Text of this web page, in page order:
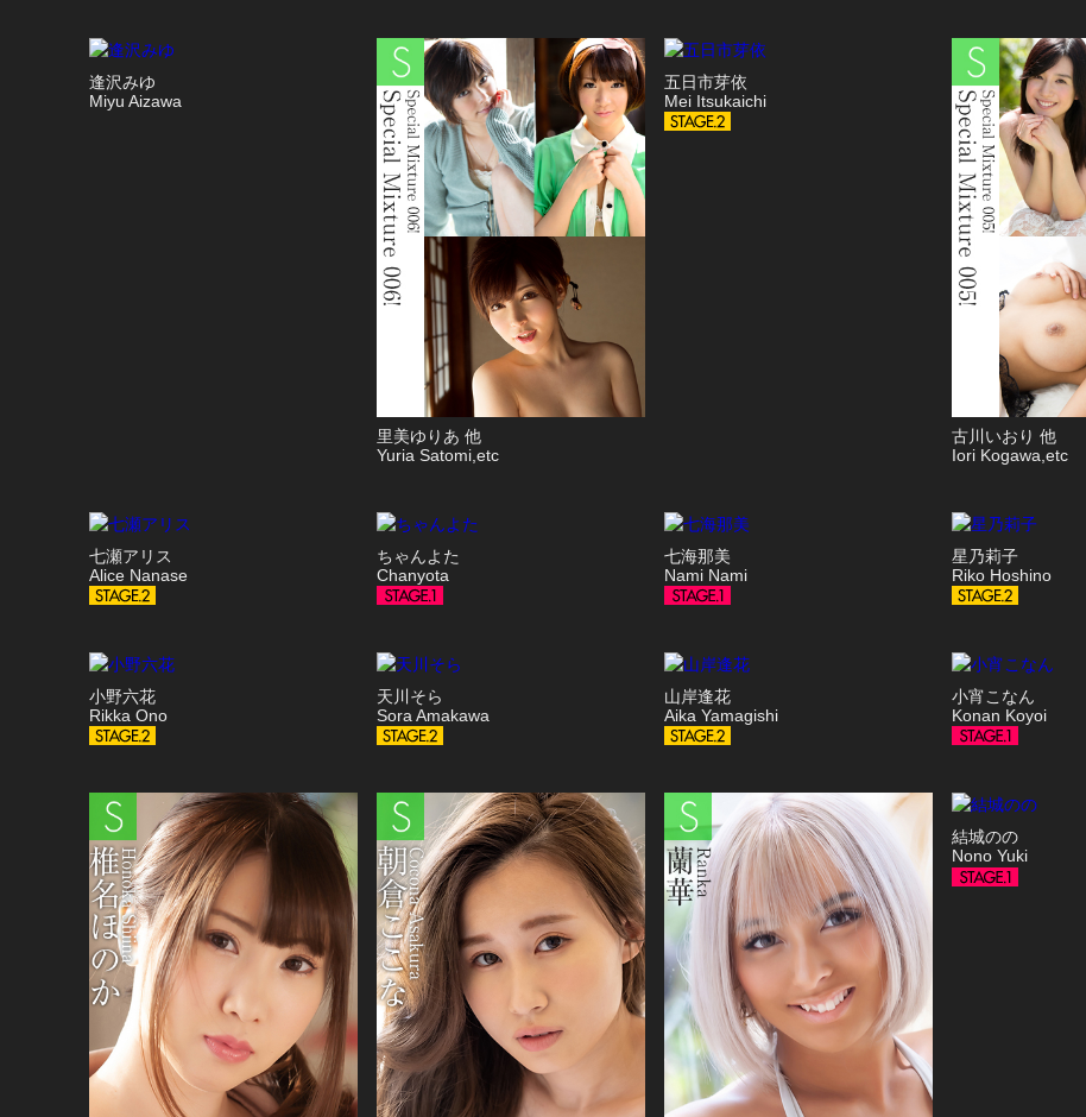
逢沢みゆ
Miyu Aizawa
里美ゆりあ 他
Yuria Satomi,etc
五日市芽依
Mei Itsukaichi
古川いおり 他
Iori Kogawa,etc
七瀬アリス
Alice Nanase
ちゃんよた
Chanyota
七海那美
Nami Nami
星乃莉子
Riko Hoshino
小野六花
Rikka Ono
天川そら
Sora Amakawa
山岸逢花
Aika Yamagishi
小宵こなん
Konan Koyoi
結城のの
Nono Yuki